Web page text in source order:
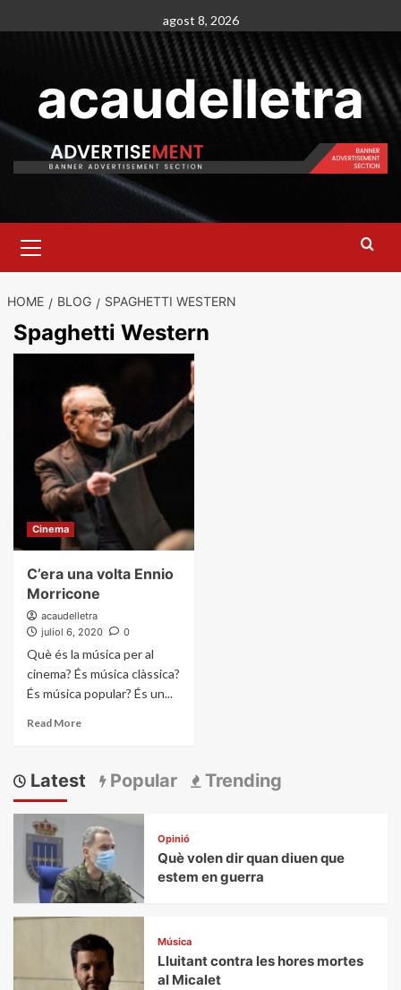
to
agost 8, 2026
acaudelletra
Menu
HOME BLOG SPAGHETTI WESTERN
Spaghetti Western
Cinema
C’era una volta Ennio
Morricone
acaudelletra
juliol 6, 2020
0
Què és la música per al
cinema? És música clàssica?
És música popular? És un...
Read More
Latest Popular Trending
Opinió
Què volen dir quan diuen que
estem en guerra
Música
Lluitant contra les hores mortes
al Micalet